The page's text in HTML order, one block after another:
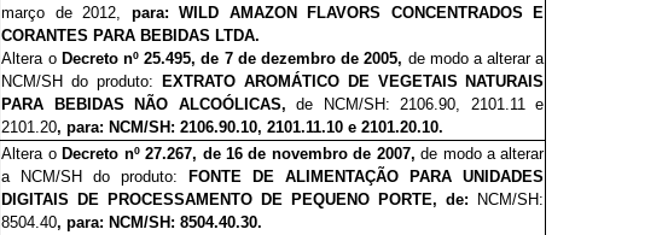
março de 2012, para: WILD AMAZON FLAVORS CONCENTRADOS E
CORANTES PARA BEBIDAS LTDA.
Altera o Decreto nº 25.495, de 7 de dezembro de 2005, de modo a alterar a
NCM/SH do produto:
EXTRATO AROMÁTICO DE VEGETAIS NATURAIS
PARA BEBIDAS NÃO ALCOÓLICAS,de NCM/SH: 2106.90, 2101.11 e
2101.20, para: NCM/SH: 2106.90.10, 2101.11.10 e 2101.20.10.
Altera o Decreto nº 27.267, de 16 de novembro de 2007, de modo a alterar
a NCM/SH
do produto:
FONTE DE ALIMENTAÇÃO PARA UNIDADES
DIGITAIS DE PROCESSAMENTO DE PEQUENO PORTE, de:
NCM/SH:
8504.40, para: NCM/SH: 8504.40.30.